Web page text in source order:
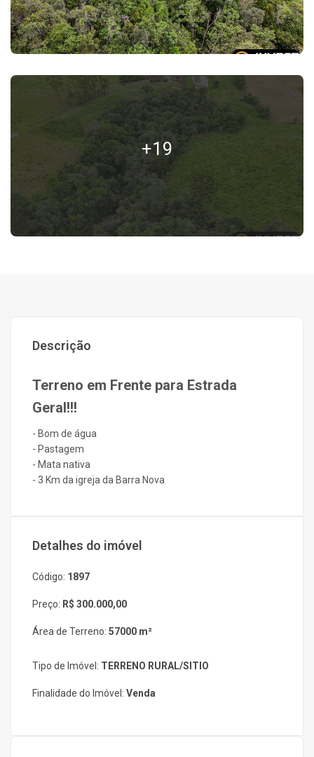
+19
Descrição
Terreno em Frente para Estrada
Geral!!!
- Bom de água
- Pastagem
- Mata nativa
- 3 Km da igreja da Barra Nova
Detalhes do imóvel
Código: 1897
Preço: R$ 300.000,00
Área de Terreno: 57000 m²
Tipo de Imóvel: TERRENO RURAL/SITIO
Finalidade do Imóvel: Venda